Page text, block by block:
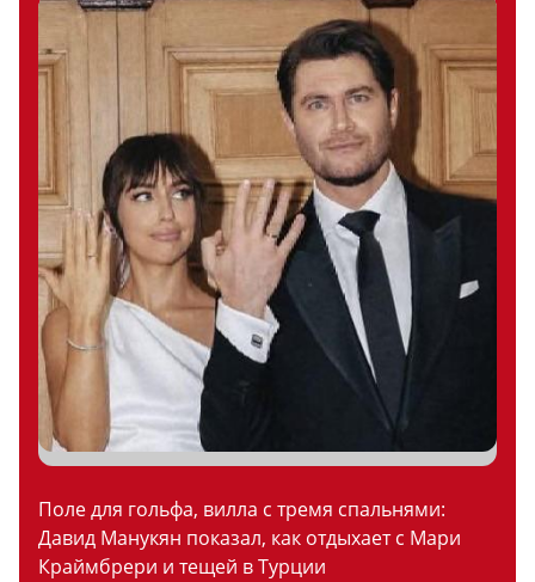
Поле для гольфа, вилла с тремя спальнями:
Давид Манукян показал, как отдыхает с Мари
Краймбрери и тещей в Турции